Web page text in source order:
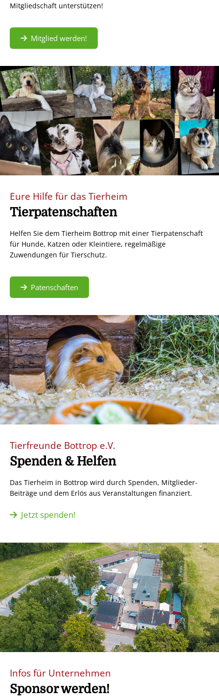
Mitgliedschaft unterstützen!
Mitglied werden!
Eure Hilfe für das Tierheim
Tierpatenschaften
Helfen Sie dem Tierheim Bottrop mit einer Tierpatenschaft
für Hunde, Katzen oder Kleintiere, regelmäßige
Zuwendungen für Tierschutz.
Patenschaften
Tierfreunde Bottrop e.V.
Spenden & Helfen
Das Tierheim in Bottrop wird durch Spenden, Mitglieder-
Beiträge und dem Erlös aus Veranstaltungen finanziert.
Jetzt spenden!
Infos für Unternehmen
Sponsor werden!